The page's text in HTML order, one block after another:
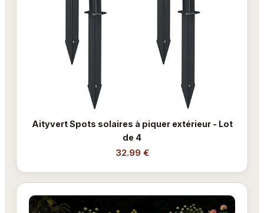
Aityvert Spots solaires à piquer extérieur - Lot
de 4
32.99 €